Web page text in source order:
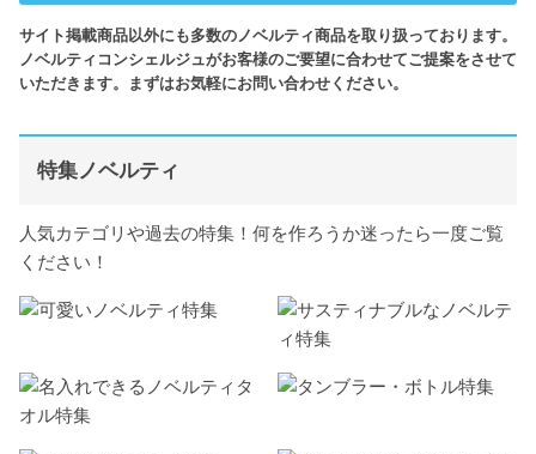
サイト掲載商品以外にも多数のノベルティ商品を取り扱っております。
ノベルティコンシェルジュがお客様のご要望に合わせてご提案をさせて
いただきます。まずはお気軽にお問い合わせください。
特集ノベルティ
人気カテゴリや過去の特集！何を作ろうか迷ったら一度ご覧
ください！